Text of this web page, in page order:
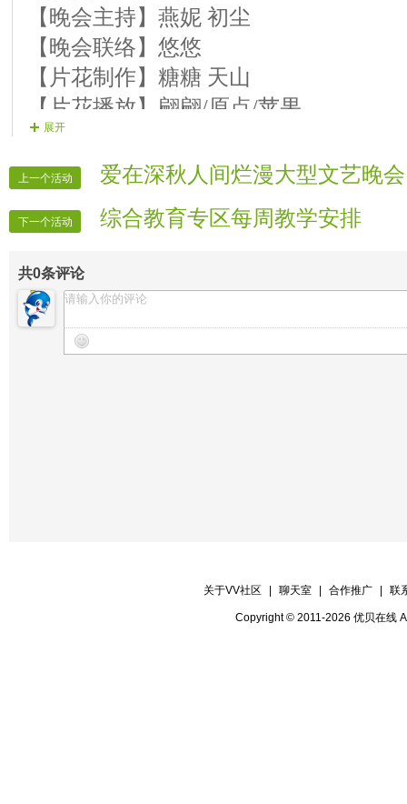
【晚会主持】燕妮 初尘
【晚会联络】悠悠
【片花制作】糖糖 天山
【片花播放】翩翩/原点/苹果
【晚会广播】一天
【晚会护麦】随风
【晚会递麦】开心
【晚会迎宾】房间全体管理
【晚会报道】官方记者部
展开
上一个活动 爱在深秋人间烂漫大型文艺晚会
下一个活动 综合教育专区每周教学安排
共0条评论
关于VV社区 聊天室 合作推广 联
Copyright © 2011-2026 优贝在线